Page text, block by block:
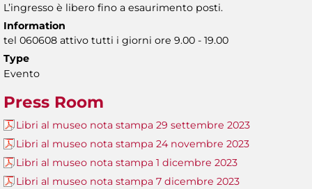
L’ingresso è libero fino a esaurimento posti.
Information
tel 060608 attivo tutti i giorni ore 9.00 - 19.00
Type
Evento
Press Room
Libri al museo nota stampa 29 settembre 2023
Libri al museo nota stampa 24 novembre 2023
Libri al museo nota stampa 1 dicembre 2023
Libri al museo nota stampa 7 dicembre 2023